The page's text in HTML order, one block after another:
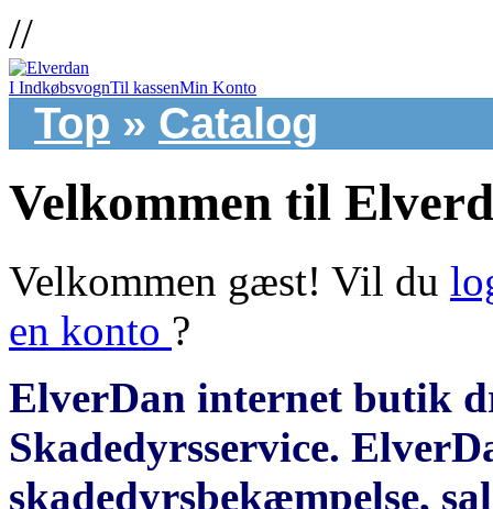
//
I IndkøbsvognTil kassenMin Konto
Top » Catalog
Velkommen til
Velkommen gæst! Vil du
en konto ?
ElverDan internet butik
Skadedyrsservice.
skadedyrsbekæmpelse,